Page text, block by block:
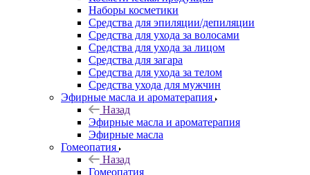
Наборы косметики
Средства для эпиляции/депиляции
Средства для ухода за волосами
Средства для ухода за лицом
Средства для загара
Средства для ухода за телом
Средства ухода для мужчин
Эфирные масла и ароматерапия
Назад
Эфирные масла и ароматерапия
Эфирные масла
Гомеопатия
Назад
Гомеопатия